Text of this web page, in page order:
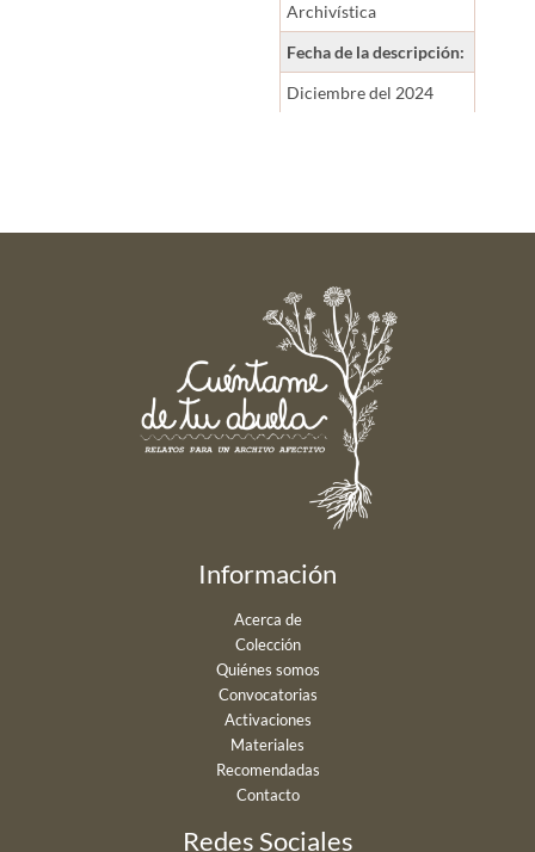
Archivística
Fecha de la descripción:
Diciembre del 2024
Información
Acerca de
Colección
Quiénes somos
Convocatorias
Activaciones
Materiales
Recomendadas
Contacto
Redes Sociales